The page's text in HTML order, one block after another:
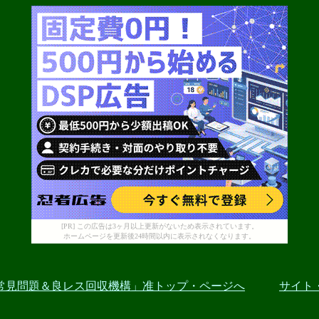
[PR] この広告は3ヶ月以上更新がないため表示されています。
ホームページを更新後24時間以内に表示されなくなります。
見問題＆良レス回収機構」准トップ・ページへ サイト